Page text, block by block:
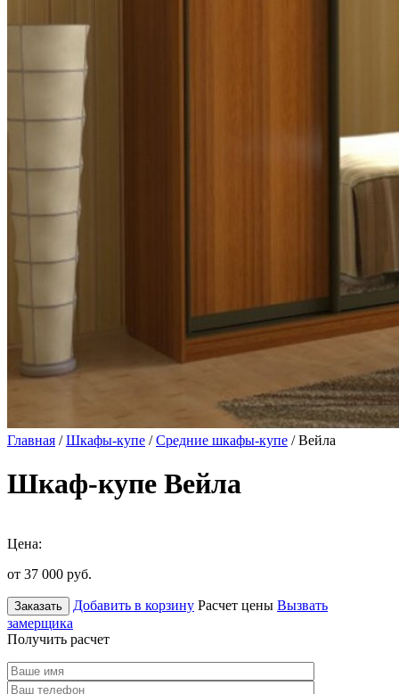
Главная /Шкафы-купе /Средние шкафы-купе / Вейла
Шкаф-купе Вейла
Цена:
от 37 000 руб.
Заказать Добавить в корзину Расчет цены Вызвать
замерщика
Получить расчет